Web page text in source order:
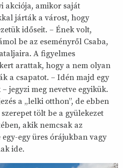
akciója, amikor saját
járták a várost, hogy
időseit. – Ének volt,
be az eseményről Csaba,
A figyelmes
arattak, hogy a nem olyan
a csapatot. – Idén majd egy
jegyzi meg nevetve egyikük.
a „lelki otthon”, de ebben
tölt be a gyülekezet
akik nemcsak az
egy üres órájukban vagy
ide.